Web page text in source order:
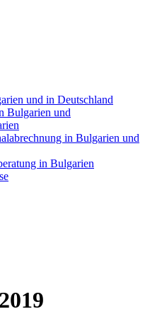
енд Ко КД,
с разнообразни
на фирми в
текущо
данъчно
облагане,
данъчно
заплата
und in Deutschland
Bulgarien und
in Bulgarien und
in Bulgarien